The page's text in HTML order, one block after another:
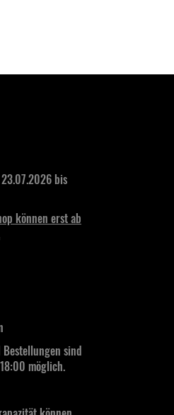
bis
können erst ab
sind
möglich.